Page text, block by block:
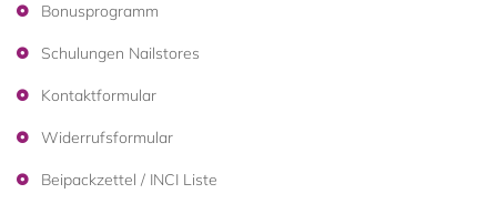
Bonusprogramm
Schulungen Nailstores
Kontaktformular
Widerrufsformular
Beipackzettel / INCI Liste